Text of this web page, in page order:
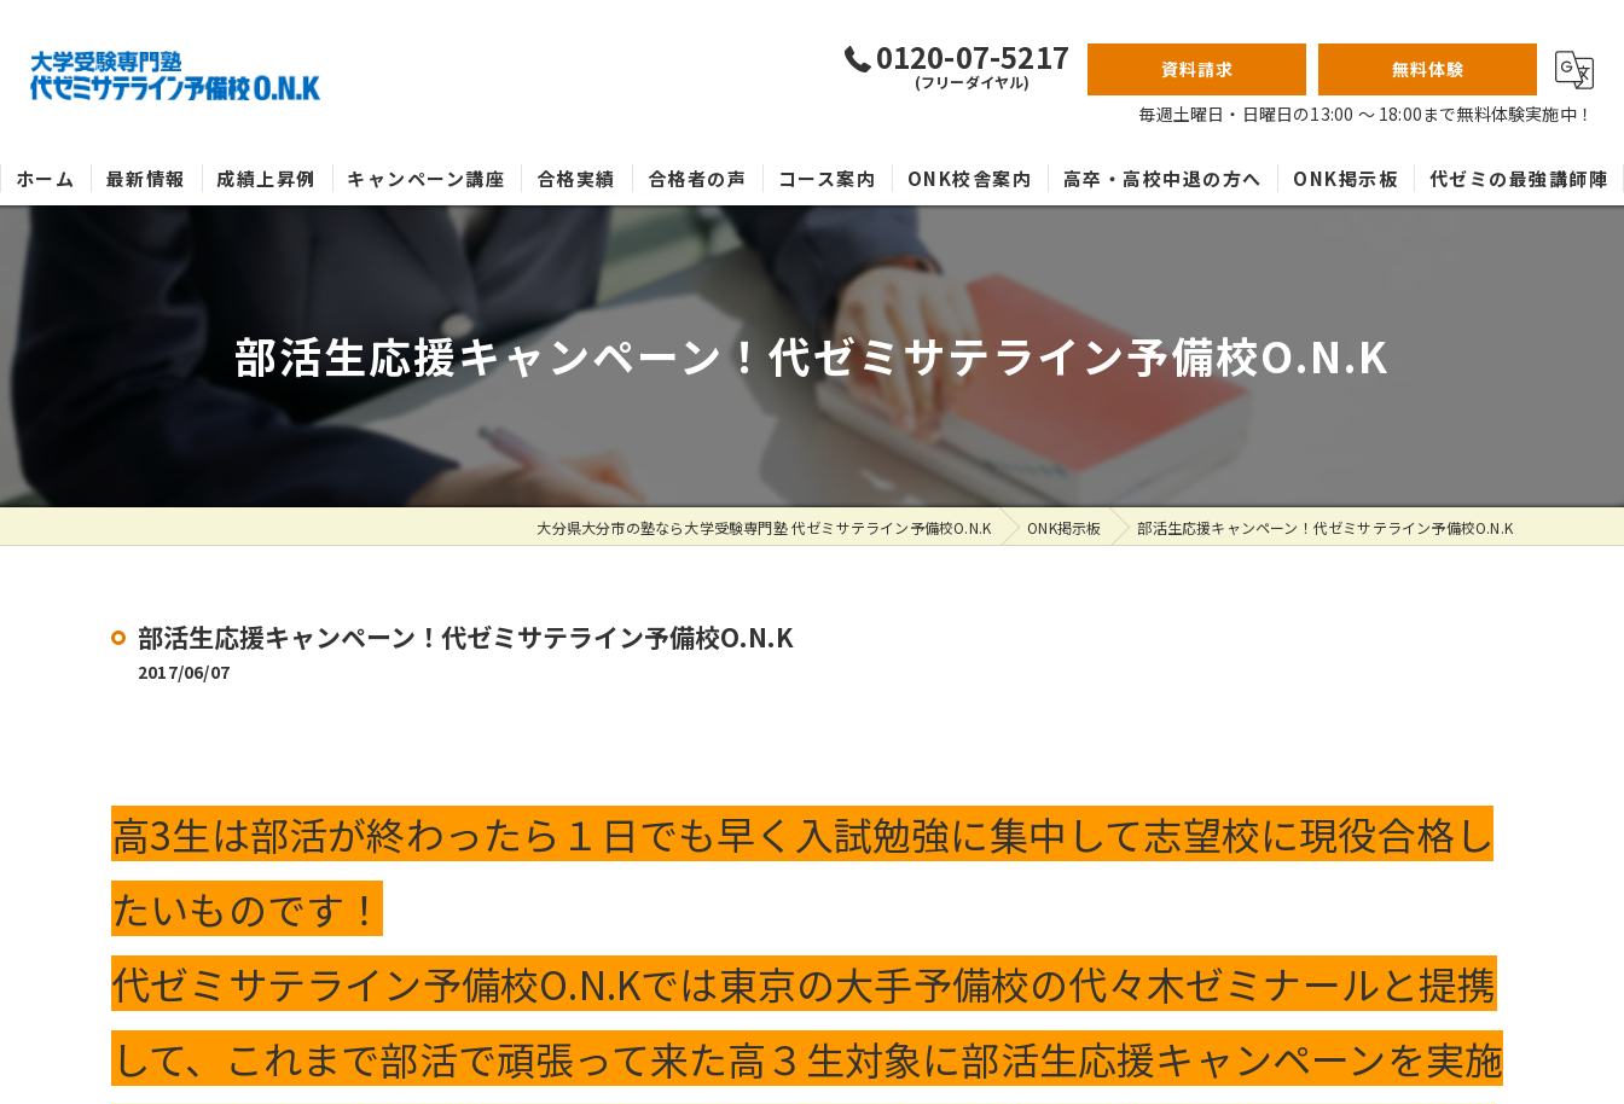
0120-07-5217
(フリーダイヤル)
資料請求
無料体験
毎週土曜日・日曜日の13:00 ～ 18:00まで無料体験実施中！
ホーム 最新情報 成績上昇例 キャンペーン講座 合格実績 合格者の声 コース案内 ONK校舎案内 高卒・高校中退の方へ ONK掲示板 代ゼミの最強講師陣
部活生応援キャンペーン！代ゼミサテライン予備校O.N.K
大分県大分市の塾なら大学受験専門塾 代ゼミサテライン予備校O.N.K ONK掲示板 部活生応援キャンペーン！代ゼミサテライン予備校O.N.K
部活生応援キャンペーン！代ゼミサテライン予備校O.N.K
2017/06/07
高3生は部活が終わったら１日でも早く入試勉強に集中して志望校に現役合格し
たいものです！
代ゼミサテライン予備校O.N.Kでは東京の大手予備校の代々木ゼミナールと提携
して、これまで部活で頑張って来た高３生対象に部活生応援キャンペーンを実施